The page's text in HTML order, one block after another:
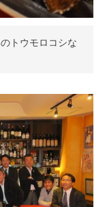
トウモロコシな